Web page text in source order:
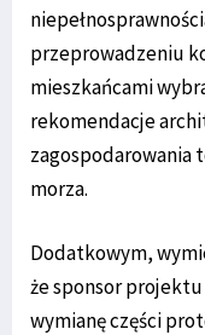
przeprowadzeniu
mieszkańcami
rekomendacje
zagospodarowania
morza.
Dodatkowym,
że sponsor projektu
wymianę części